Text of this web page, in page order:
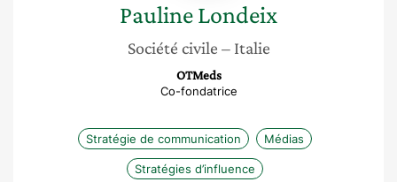
PaulineLondeix
Société civile – Italie
OTMeds
Co-fondatrice
Stratégie de communication Médias
Stratégies d’influence